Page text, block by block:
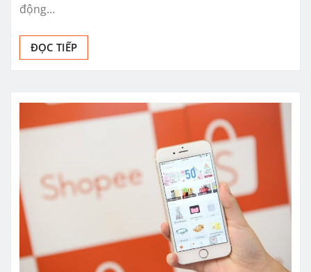
động…
ĐỌC TIẾP